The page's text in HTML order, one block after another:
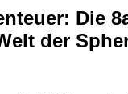
Die
der